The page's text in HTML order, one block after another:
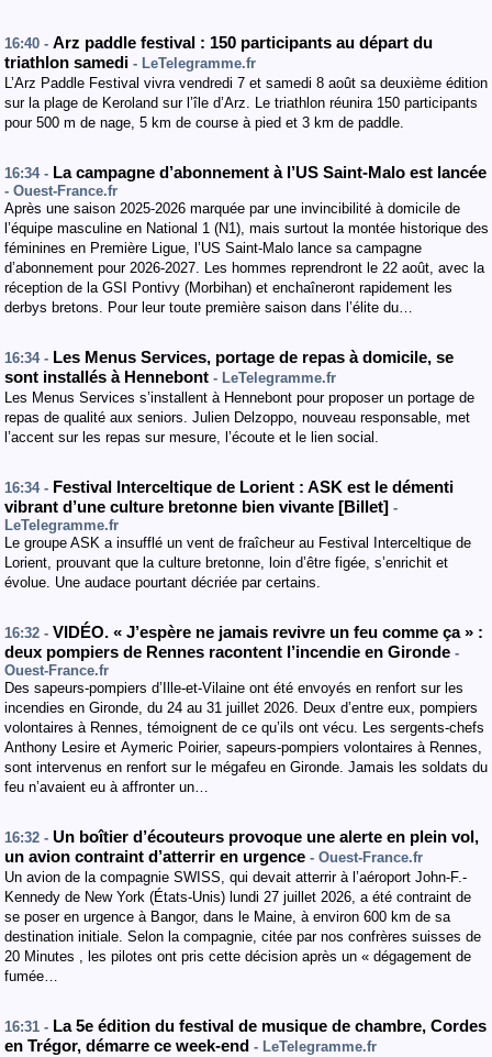
16:40 - Arz paddle festival : 150 participants au départ du
triathlon samedi - LeTelegramme.fr
L’Arz Paddle Festival vivra vendredi 7 et samedi 8 août sa deuxième édition
sur la plage de Keroland sur l’île d’Arz. Le triathlon réunira 150 participants
pour 500 m de nage, 5 km de course à pied et 3 km de paddle.
16:34 - La campagne d’abonnement à l’US Saint-Malo est lancée
- Ouest-France.fr
Après une saison 2025-2026 marquée par une invincibilité à domicile de
l’équipe masculine en National 1 (N1), mais surtout la montée historique des
féminines en Première Ligue, l’US Saint-Malo lance sa campagne
d’abonnement pour 2026-2027. Les hommes reprendront le 22 août, avec la
réception de la GSI Pontivy (Morbihan) et enchaîneront rapidement les
derbys bretons. Pour leur toute première saison dans l’élite du…
16:34 - Les Menus Services, portage de repas à domicile, se
sont installés à Hennebont - LeTelegramme.fr
Les Menus Services s’installent à Hennebont pour proposer un portage de
repas de qualité aux seniors. Julien Delzoppo, nouveau responsable, met
l’accent sur les repas sur mesure, l’écoute et le lien social.
16:34 - Festival Interceltique de Lorient : ASK est le démenti
vibrant d’une culture bretonne bien vivante [Billet] -
LeTelegramme.fr
Le groupe ASK a insufflé un vent de fraîcheur au Festival Interceltique de
Lorient, prouvant que la culture bretonne, loin d’être figée, s’enrichit et
évolue. Une audace pourtant décriée par certains.
16:32 - VIDÉO. « J’espère ne jamais revivre un feu comme ça » :
deux pompiers de Rennes racontent l’incendie en Gironde -
Ouest-France.fr
Des sapeurs-pompiers d’Ille-et-Vilaine ont été envoyés en renfort sur les
incendies en Gironde, du 24 au 31 juillet 2026. Deux d’entre eux, pompiers
volontaires à Rennes, témoignent de ce qu’ils ont vécu. Les sergents-chefs
Anthony Lesire et Aymeric Poirier, sapeurs-pompiers volontaires à Rennes,
sont intervenus en renfort sur le mégafeu en Gironde. Jamais les soldats du
feu n’avaient eu à affronter un…
16:32 - Un boîtier d’écouteurs provoque une alerte en plein vol,
un avion contraint d’atterrir en urgence - Ouest-France.fr
Un avion de la compagnie SWISS, qui devait atterrir à l’aéroport John-F.-
Kennedy de New York (États-Unis) lundi 27 juillet 2026, a été contraint de
se poser en urgence à Bangor, dans le Maine, à environ 600 km de sa
destination initiale. Selon la compagnie, citée par nos confrères suisses de
20 Minutes , les pilotes ont pris cette décision après un « dégagement de
fumée…
16:31 - La 5e édition du festival de musique de chambre, Cordes
en Trégor, démarre ce week-end - LeTelegramme.fr